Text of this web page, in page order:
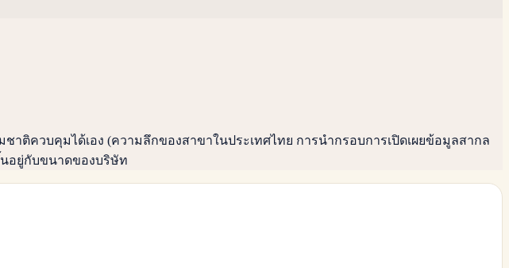
ควบคุมได้เอง (ความลึกของสาขาในประเทศไทย การนำกรอบการเปิดเผยข้อมูลสากล
อยู่กับขนาดของบริษัท